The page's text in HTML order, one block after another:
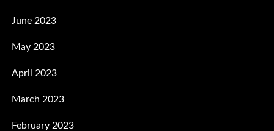
June 2023
May 2023
April 2023
March 2023
February 2023